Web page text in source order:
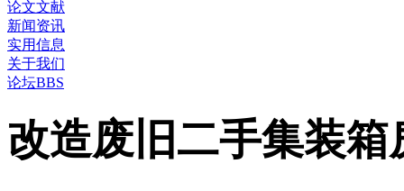
论文文献
新闻资讯
实用信息
关于我们
论坛BBS
改造废旧二手集装